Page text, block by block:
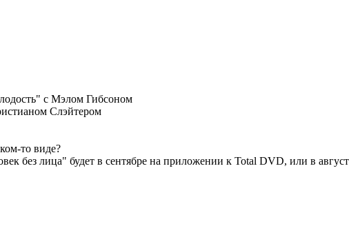
с Мэлом Гибсоном
Слэйтером
то виде?
без лица" будет в сентябре на приложении к Total DVD, или в